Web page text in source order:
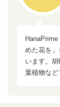
めた花を
います。
葉植物など